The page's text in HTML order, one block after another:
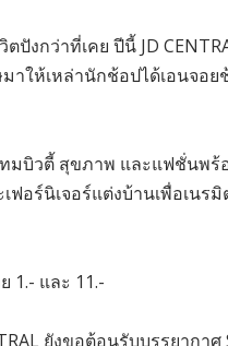
ปังกว่าที่เคย ปีนี้ JD
าให้เหล่านักช้อปได้เอนจอ
ทมบิวตี้ สุขภาพ และแฟชั่นพ
ฟอร์นิเจอร์แต่งบ้านเพื่อเนร
1.- และ 11.-
ยังขอต้อนรับบรรยากา